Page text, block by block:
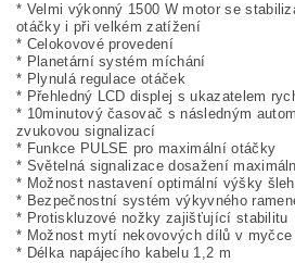
* Velmi výkonný 1500 W motor se
otáčky i při velkém zatížení
* Celokovové provedení
* Planetární systém míchání
* Plynulá regulace otáček
* Přehledný LCD displej s ukazatelem
* 10minutový časovač s následným
zvukovou signalizací
* Funkce PULSE pro maximální otáčky
* Světelná signalizace dosažení
* Možnost nastavení optimální výšky
* Bezpečnostní systém výkyvného
* Protiskluzové nožky zajišťující stabilitu
* Možnost mytí nekovových dílů v myčce
* Délka napájecího kabelu 1,2 m